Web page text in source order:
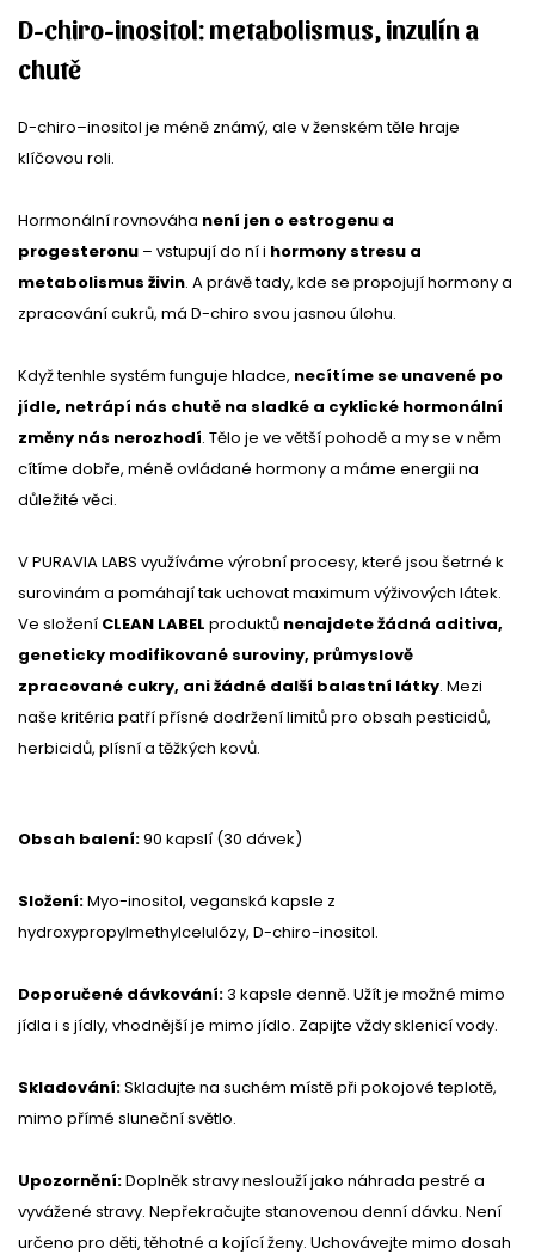
D-chiro-inositol: metabolismus, inzulín a
chutě
D-chiro–inositol je méně známý, ale v ženském těle hraje
klíčovou roli.
Hormonální rovnováha není jen o estrogenu a
progesteronu – vstupují do ní i hormony stresu a
metabolismus živin. A právě tady, kde se propojují hormony a
zpracování cukrů, má D-chiro svou jasnou úlohu.
Když tenhle systém funguje hladce, necítíme se unavené po
jídle, netrápí nás chutě na sladké a cyklické hormonální
změny nás nerozhodí. Tělo je ve větší pohodě a my se v něm
cítíme dobře, méně ovládané hormony a máme energii na
důležité věci.
V PURAVIA LABS využíváme výrobní procesy, které jsou šetrné k
surovinám a pomáhají tak uchovat maximum výživových látek.
Ve složení CLEAN LABEL produktů nenajdete žádná aditiva,
geneticky modifikované suroviny, průmyslově
zpracované cukry, ani žádné další balastní látky. Mezi
naše kritéria patří přísné dodržení limitů pro obsah pesticidů,
herbicidů, plísní a těžkých kovů.
Obsah balení:90 kapslí (30 dávek)
Složení:Myo-inositol, veganská kapsle z
hydroxypropylmethylcelulózy, D-chiro-inositol.
Doporučené dávkování:3 kapsle denně. Užít je možné mimo
jídla i s jídly, vhodnější je mimo jídlo. Zapijte vždy sklenicí vody.
Skladování:Skladujte na suchém místě při pokojové teplotě,
mimo přímé sluneční světlo.
Upozornění:Doplněk stravy neslouží jako náhrada pestré a
vyvážené stravy. Nepřekračujte stanovenou denní dávku. Není
určeno pro děti, těhotné a kojící ženy. Uchovávejte mimo dosah